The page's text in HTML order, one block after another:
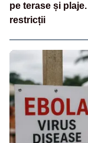
pe terase și
restricții